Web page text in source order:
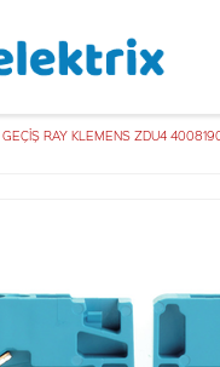
GEÇİŞ RAY KLEMENS ZDU4